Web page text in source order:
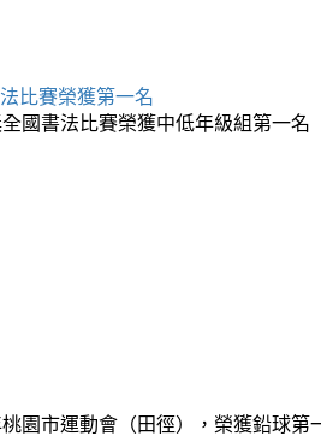
比賽榮獲第一名
國書法比賽榮獲中低年級組第一名
園市運動會（田徑），榮獲鉛球